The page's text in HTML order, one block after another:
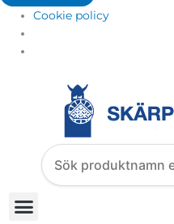
Cookie policy
Search
products